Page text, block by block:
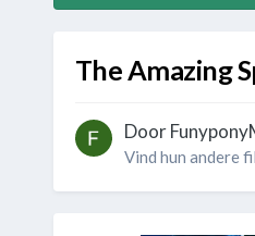
The Amazing
Door
Vind hun andere